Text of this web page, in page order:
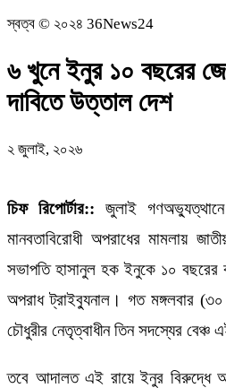
স্বত্ব © ২০২৪ 36News24
৬ খুনে ইনুর ১০ বছরের
দাবিতে উত্তাল দেশ
২ জুলাই, ২০২৬
চিফ রিপোর্টার:: জুলাই
মানবতাবিরোধী অপরাধের মামলায়
সভাপতি হাসানুল হক ইনুকে ১০ বছরের
অপরাধ ট্রাইব্যুনাল। গত মঙ্গলবার
চৌধুরীর নেতৃত্বাধীন তিন সদস্যের বেঞ্চ
তবে আদালত এই রায়ে ইনুর বিরুদ্ধে